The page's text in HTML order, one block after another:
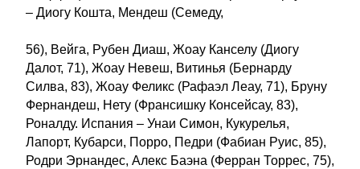
– Диогу Кошта, Мендеш (Семеду,
56), Вейга, Рубен Диаш, Жоау Канселу (Диогу
Далот, 71), Жоау Невеш, Витинья (Бернарду
Силва, 83), Жоау Феликс (Рафаэл Леау, 71), Бруну
Фернандеш, Нету (Франсишку Консейсау, 83),
Роналду. Испания – Унаи Симон, Кукурелья,
Лапорт, Кубарси, Порро, Педри (Фабиан Руис, 85),
Родри Эрнандес, Алекс Баэна (Ферран Торрес, 75),